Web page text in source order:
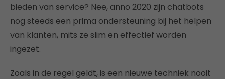
bieden van service? Nee, anno 2020 zijn chatbots
nog steeds een prima ondersteuning bij het helpen
van klanten, mits ze slim en effectief worden
ingezet.
Zoals in de regel geldt, is een nieuwe techniek nooit